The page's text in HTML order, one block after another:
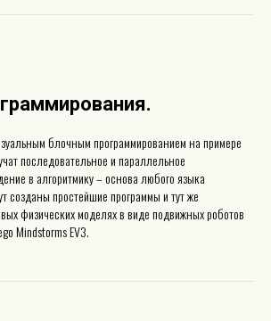
.
блочным программированием на примере
последовательное и параллельное
в алгоритмику – основа любого языка
созданы простейшие программы и тут же
физических моделях в виде подвижных роботов
Mindstorms EV3.